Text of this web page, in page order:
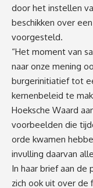
door het instellen
beschikken over
voorgesteld.
“Het moment van
naar onze mening
burgerinitiatief tot
kernenbeleid te
Hoeksche Waard
voorbeelden die
orde kwamen
invulling daarvan
In haar brief aan de
zich ook uit over de